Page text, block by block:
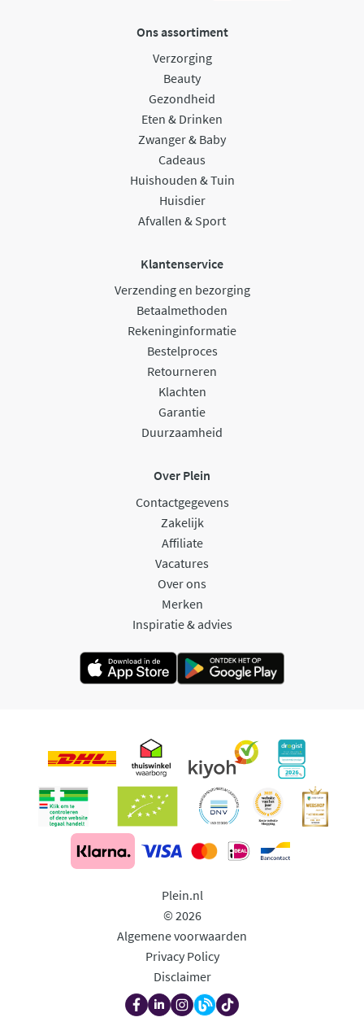
Ons assortiment
Verzorging
Beauty
Gezondheid
Eten & Drinken
Zwanger & Baby
Cadeaus
Huishouden & Tuin
Huisdier
Afvallen & Sport
Klantenservice
Verzending en bezorging
Betaalmethoden
Rekeninginformatie
Bestelproces
Retourneren
Klachten
Garantie
Duurzaamheid
Over Plein
Contactgegevens
Zakelijk
Affiliate
Vacatures
Over ons
Merken
Inspiratie & advies
Plein.nl
© 2026
Algemene voorwaarden
Privacy Policy
Disclaimer